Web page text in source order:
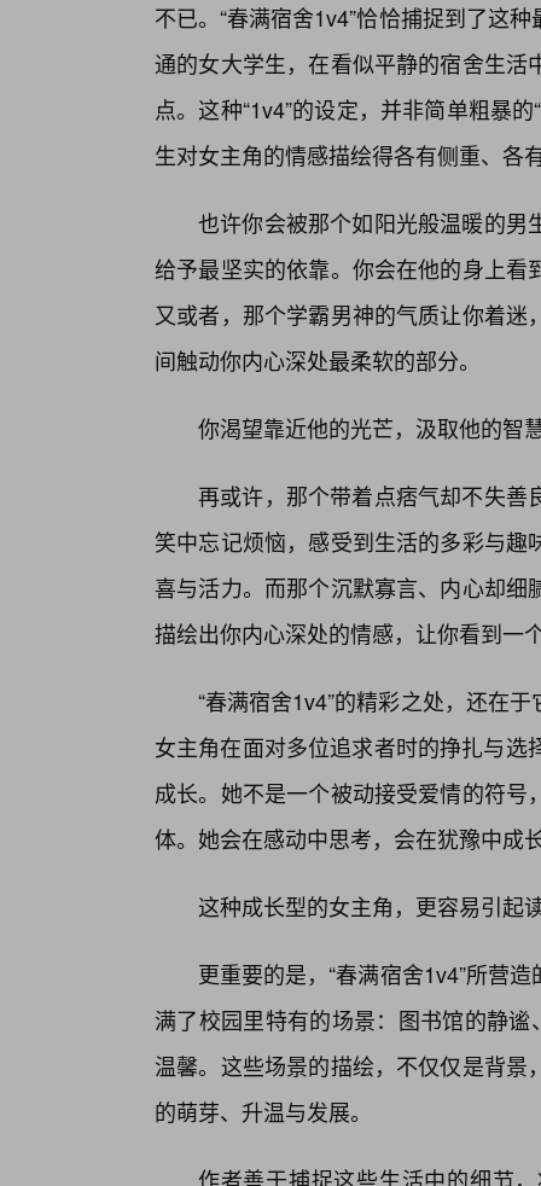
不已。“春满宿舍1v4”恰恰捕捉到了这
通的女大学生，在看似平静的宿舍生
点。这种“1v4”的设定，并非简单粗暴
生对女主角的情感描绘得各有侧重、各
也许你会被那个如阳光般温暖的男
给予最坚实的依靠。你会在他的身上
又或者，那个学霸男神的气质让你着
间触动你内心深处最柔软的部分。
你渴望靠近他的光芒，汲取他的智
再或许，那个带着点痞气却不失善
笑中忘记烦恼，感受到生活的多彩与
喜与活力。而那个沉默寡言、内心却
描绘出你内心深处的情感，让你看到一
“春满宿舍1v4”的精彩之处，还在
女主角在面对多位追求者时的挣扎与
成长。她不是一个被动接受爱情的符
体。她会在感动中思考，会在犹豫中成
这种成长型的女主角，更容易引起
更重要的是，“春满宿舍1v4”所营
满了校园里特有的场景：图书馆的静
温馨。这些场景的描绘，不仅仅是背
的萌芽、升温与发展。
作者善于捕捉这些生活中的细节